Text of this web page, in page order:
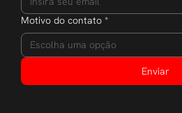
Motivo do contato *
Enviar